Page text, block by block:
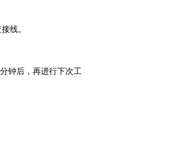
线。
钟后，再进行下次工